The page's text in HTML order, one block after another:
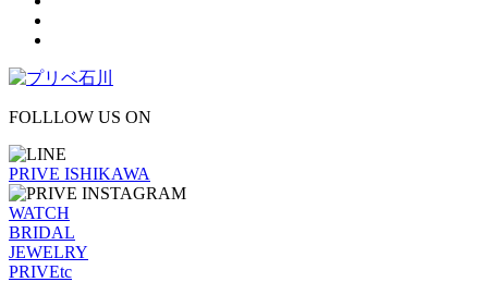
FOLLLOW US ON
PRIVE ISHIKAWA
WATCH
BRIDAL
JEWELRY
PRIVEtc